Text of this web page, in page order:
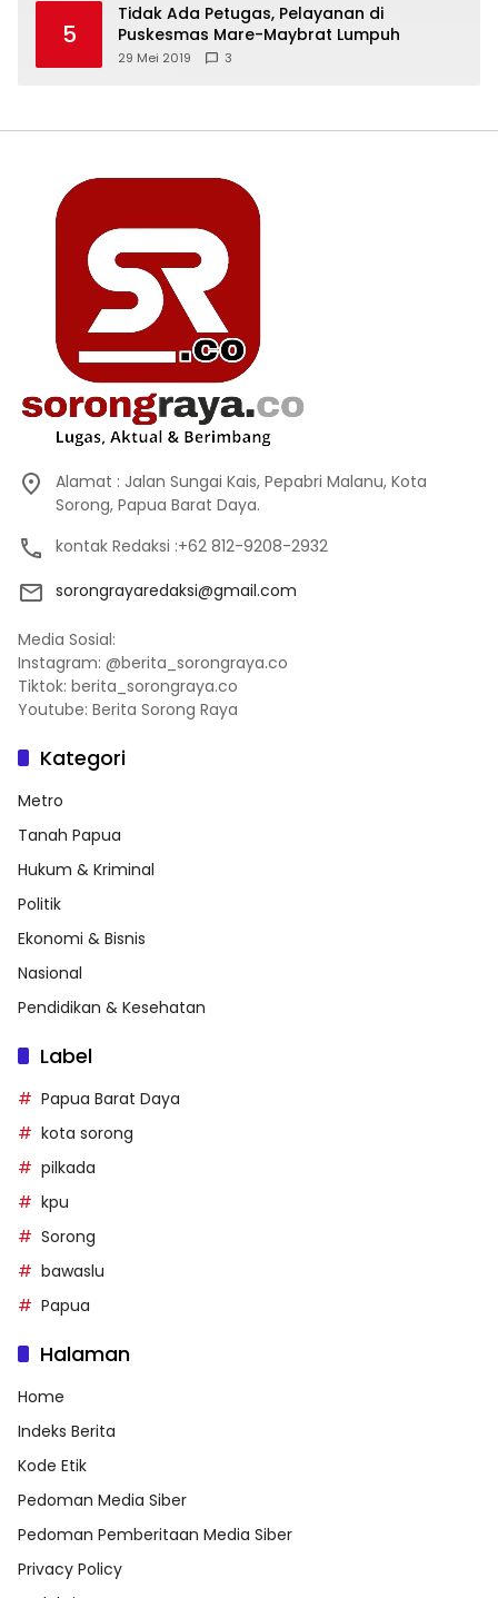
5
Tidak Ada Petugas, Pelayanan di
Puskesmas Mare-Maybrat Lumpuh
29 Mei 2019 3
Alamat : Jalan Sungai Kais, Pepabri Malanu, Kota
Sorong, Papua Barat Daya.
kontak Redaksi :+62 812-9208-2932
sorongrayaredaksi@gmail.com
Media Sosial:
Instagram: @berita_sorongraya.co
Tiktok: berita_sorongraya.co
Youtube: Berita Sorong Raya
Kategori
Metro
Tanah Papua
Hukum & Kriminal
Politik
Ekonomi & Bisnis
Nasional
Pendidikan & Kesehatan
Label
Papua Barat Daya
kota sorong
pilkada
kpu
Sorong
bawaslu
Papua
Halaman
Home
Indeks Berita
Kode Etik
Pedoman Media Siber
Pedoman Pemberitaan Media Siber
Privacy Policy